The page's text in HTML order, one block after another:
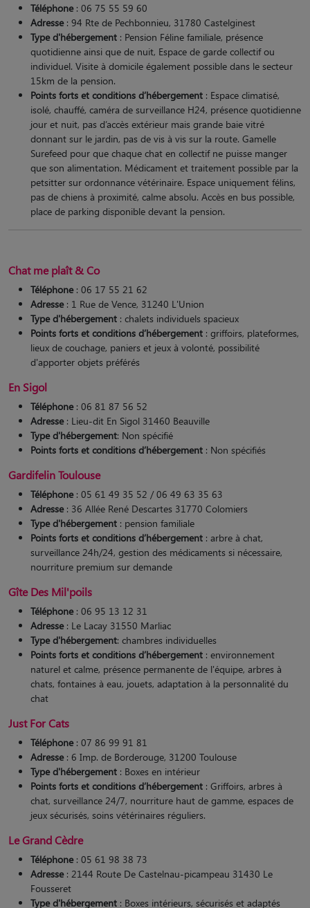
Téléphone : 06 75 55 59 60
Adresse : 94 Rte de Pechbonnieu, 31780 Castelginest
Type d'hébergement : Pension Féline familiale, présence
quotidienne ainsi que de nuit, Espace de garde collectif ou
individuel. Visite à domicile également possible dans le secteur
15km de la pension.
Points forts et conditions d’hébergement : Espace climatisé,
isolé, chauffé, caméra de surveillance H24, présence quotidienne
jour et nuit, pas d’accès extérieur mais grande baie vitré
donnant sur le jardin, pas de vis à vis sur la route. Gamelle
Surefeed pour que chaque chat en collectif ne puisse manger
que son alimentation. Médicament et traitement possible par la
petsitter sur ordonnance vétérinaire. Espace uniquement félins,
pas de chiens à proximité, calme absolu. Accès en bus possible,
place de parking disponible devant la pension.
Chat me plaît & Co
Téléphone: 06 17 55 21 62
Adresse: 1 Rue de Vence, 31240 L'Union
Type d'hébergement : chalets individuels spacieux
Points forts et conditions d’hébergement : griffoirs, plateformes,
lieux de couchage, paniers et jeux à volonté, possibilité
d'apporter objets préférés​
En Sigol
Téléphone: 06 81 87 56 52
Adresse: Lieu-dit En Sigol 31460 Beauville
Type d'hébergement: Non spécifié
Points forts et conditions d’hébergement : Non spécifiés
Gardifelin Toulouse
Téléphone: 05 61 49 35 52 / 06 49 63 35 63
Adresse: 36 Allée René Descartes 31770 Colomiers
Type d'hébergement : pension familiale
Points forts et conditions d’hébergement : arbre à chat,
surveillance 24h/24, gestion des médicaments si nécessaire,
nourriture premium sur demande
Gîte Des Mil'poils
Téléphone: 06 95 13 12 31
Adresse: Le Lacay 31550 Marliac
Type d'hébergement: chambres individuelles
Points forts et conditions d’hébergement : environnement
naturel et calme, présence permanente de l'équipe, arbres à
chats, fontaines à eau, jouets, adaptation à la personnalité du
chat
Just For Cats
Téléphone: 07 86 99 91 81
Adresse: 6 Imp. de Borderouge, 31200 Toulouse
Type d'hébergement : Boxes en intérieur
Points forts et conditions d’hébergement : Griffoirs, arbres à
chat, surveillance 24/7, nourriture haut de gamme, espaces de
jeux sécurisés, soins vétérinaires réguliers.
Le Grand Cèdre
Téléphone: 05 61 98 38 73
Adresse: 2144 Route De Castelnau-picampeau 31430 Le
Fousseret
Type d'hébergement : Boxes intérieurs, sécurisés et adaptés